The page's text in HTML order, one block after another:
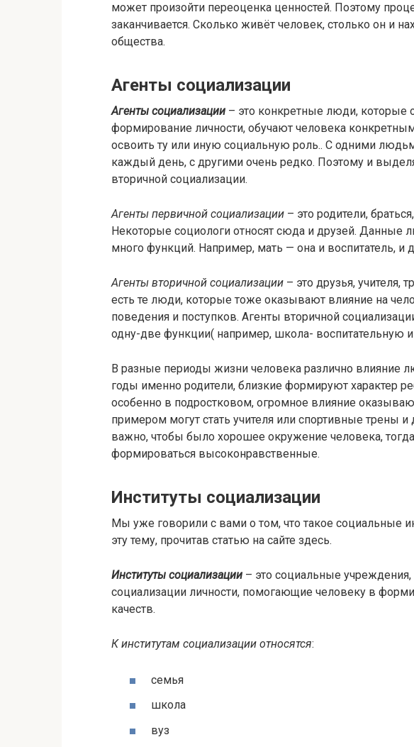
может произойти переоценка ценностей. Поэтому
заканчивается. Сколько живёт человек, столько он и
общества.
Агенты социализации
Агенты социализации – это конкретные люди, которые
формирование личности, обучают человека
освоить ту или иную социальную роль.. С одними
каждый день, с другими очень редко. Поэтому и
вторичной социализации.
Агенты первичной социализации – это родители,
Некоторые социологи относят сюда и друзей. Данные
много функций. Например, мать — она и воспитатель, и
Агенты вторичной социализации – это друзья, учителя,
есть те люди, которые тоже оказывают влияние на
поведения и поступков. Агенты вторичной
одну-две функции( например, школа- воспитательную
В разные периоды жизни человека различно влияние
годы именно родители, близкие формируют характер
особенно в подростковом, огромное влияние
примером могут стать учителя или спортивные трены и
важно, чтобы было хорошее окружение человека, тогда
формироваться высоконравственные.
Институты социализации
Мы уже говорили с вами о том, что такое социальные
эту тему, прочитав статью на сайте здесь.
Институты социализации – это социальные
социализации личности, помогающие человеку в
качеств.
К институтам социализации относятся:
семья
школа
вуз